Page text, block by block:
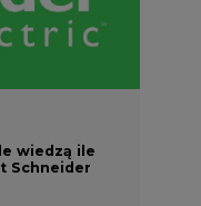
wiedzą ile
Schneider